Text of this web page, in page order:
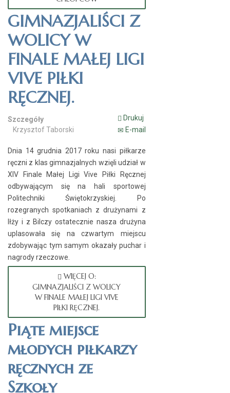
GIMNAZJALIŚCI Z
WOLICY W
FINALE MAŁEJ LIGI
VIVE PIŁKI
RĘCZNEJ.
Drukuj
E-mail
Szczegóły
Krzysztof Taborski
Dnia 14 grudnia 2017 roku nasi piłkarze
ręczni z klas gimnazjalnych wzięli udział w
XIV Finale Małej Ligi Vive Piłki Ręcznej
odbywającym się na hali sportowej
Politechniki Świętokrzyskiej. Po
rozegranych spotkaniach z drużynami z
Iłży i z Bilczy ostatecznie nasza drużyna
uplasowała się na czwartym miejscu
zdobywając tym samym okazały puchar i
nagrody rzeczowe.
WIĘCEJ O:
GIMNAZJALIŚCI Z WOLICY
W FINALE MAŁEJ LIGI VIVE
PIŁKI RĘCZNEJ.
Piąte miejsce
młodych piłkarzy
ręcznych ze
Szkoły